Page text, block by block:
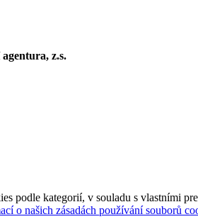
z.s.
podle kategorií, v souladu s vlastními
o našich zásadách používání souborů